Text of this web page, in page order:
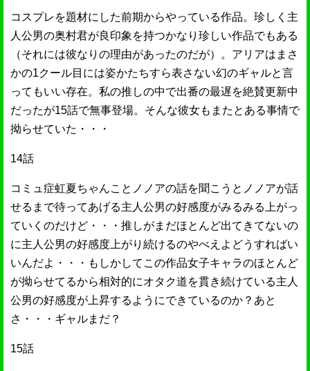
コスプレを題材にした前期からやっている作品。珍しく主
人公男の奥村君が良印象を持つかなり珍しい作品でもある
（それには彼なりの理由があったのだが）。アリアはまさ
かの1クール目には姿かたちすら表さない幻のギャルと言
ってもいい存在。私の推しの中で出番の最遅を絶賛更新中
だったが15話で無事登場。そんな彼女もまたとある事情で
拗らせていた・・・
14話
コミュ症虹夏ちゃんことノノアの話を聞こうとノノアが話
せるまで待ってあげる主人公男の好感度がみるみる上がっ
ていくのだけど・・・推しがまだほとんど出てきてないの
に主人公男の好感度上がり続けるのやべえよどうすればい
いんだよ・・・もしかしてこの作品女子キャラのほとんど
が拗らせてるから相対的にオタク道を貫き続けている主人
公男の好感度が上昇するようにできているのか？あと
さ・・・ギャルまだ？
15話